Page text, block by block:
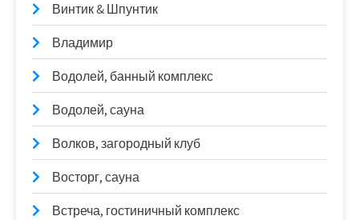
Винтик & Шпунтик
Владимир
Водолей, банный комплекс
Водолей, сауна
Волков, загородный клуб
Восторг, сауна
Встреча, гостиничный комплекс